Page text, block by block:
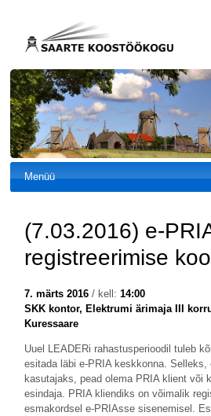
Menüü
(7.03.2016) e-
registreerimise
7. märts 2016/ kell: 14:00
SKK kontor, Elektrumi ärimaja III
Kuressaare
Uuel LEADERi rahastusperioodil tuleb
esitada läbi e-PRIA keskkonna. Selleks,
kasutajaks, pead olema PRIA klient või
esindaja. PRIA kliendiks on võimalik
esmakordsel e-PRIAsse sisenemisel.